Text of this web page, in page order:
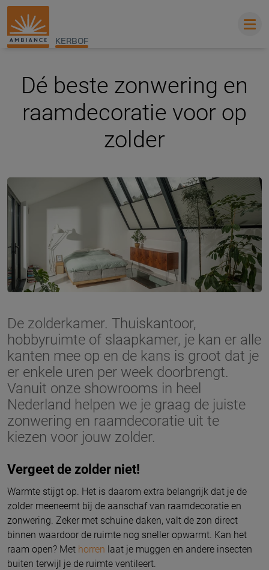
KERBOF
Dé beste zonwering en
raamdecoratie voor op
zolder
De zolderkamer. Thuiskantoor,
hobbyruimte of slaapkamer, je kan er alle
kanten mee op en de kans is groot dat je
er enkele uren per week doorbrengt.
Vanuit onze showrooms in heel
Nederland helpen we je graag de juiste
zonwering en raamdecoratie uit te
kiezen voor jouw zolder.
Vergeet de zolder niet!
Warmte stijgt op. Het is daarom extra belangrijk dat je de
zolder meeneemt bij de aanschaf van raamdecoratie en
zonwering. Zeker met schuine daken, valt de zon direct
binnen waardoor de ruimte nog sneller opwarmt. Kan het
raam open? Met horren laat je muggen en andere insecten
buiten terwijl je de ruimte ventileert.